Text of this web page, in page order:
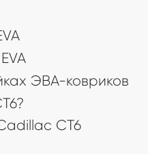
ЭВА-ковриков
CT6